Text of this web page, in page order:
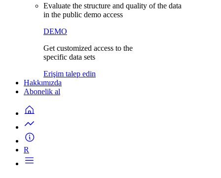
Evaluate the structure and quality of the data
in the public demo access
DEMO
Get customized access to the
specific data sets
Erişim talep edin
Hakkımızda
Abonelik al
R